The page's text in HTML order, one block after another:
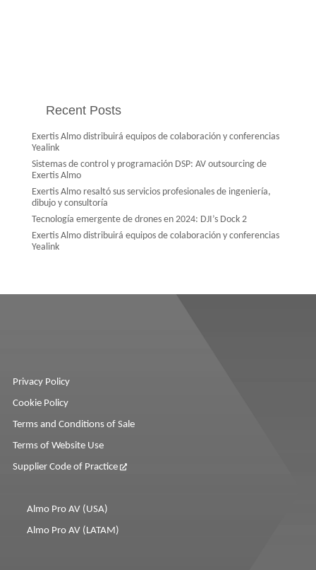
Recent Posts
Exertis Almo distribuirá equipos de colaboración y conferencias
Yealink
Sistemas de control y programación DSP: AV outsourcing de
Exertis Almo
Exertis Almo resaltó sus servicios profesionales de ingeniería,
dibujo y consultoría
Tecnología emergente de drones en 2024: DJI’s Dock 2
Exertis Almo distribuirá equipos de colaboración y conferencias
Yealink
Privacy Policy
Cookie Policy
Terms and Conditions of Sale
Terms of Website Use
Supplier Code of Practice
Almo Pro AV (USA)
Almo Pro AV (LATAM)